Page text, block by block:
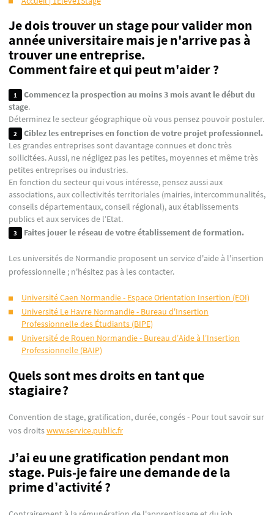
Je dois trouver un stage pour valider mon
année universitaire mais je n'arrive pas à
trouver une entreprise.
Comment faire et qui peut m'aider ?
Commencez la prospection au moins 3 mois avant le début du
stage.
Déterminez le secteur géographique où vous pensez pouvoir postuler.
Ciblez les entreprises en fonction de votre projet professionnel.
Les grandes entreprises sont davantage connues et donc très
sollicitées. Aussi, ne négligez pas les petites, moyennes et même très
petites entreprises ou industries.
En fonction du secteur qui vous intéresse, pensez aussi aux
associations, aux collectivités territoriales (mairies, intercommunalités,
conseils départementaux, conseil régional), aux établissements
publics et aux services de l’Etat.
Faites jouer le réseau de votre établissement de formation.
Les universités de Normandie proposent un service d'aide à l'insertion
professionnelle ; n'hésitez pas à les contacter.
Université Caen Normandie - Espace Orientation Insertion (EOI)
Université Le Havre Normandie - Bureau d'Insertion
Professionnelle des Étudiants (BIPE)
Université de Rouen Normandie - Bureau d’Aide à l’Insertion
Professionnelle (BAIP)
Quels sont mes droits en tant que
stagiaire ?
Convention de stage, gratification, durée, congés - Pour tout savoir sur
vos droitswww.service.public.fr
J’ai eu une gratification pendant mon
stage. Puis-je faire une demande de la
prime d’activité ?